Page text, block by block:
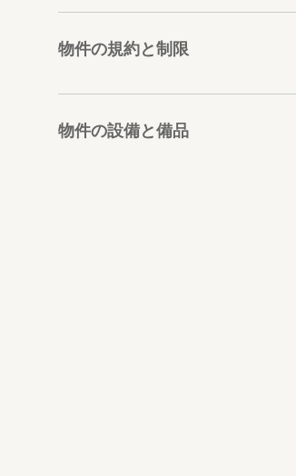
物件の規約と制限
物件の設備と備品